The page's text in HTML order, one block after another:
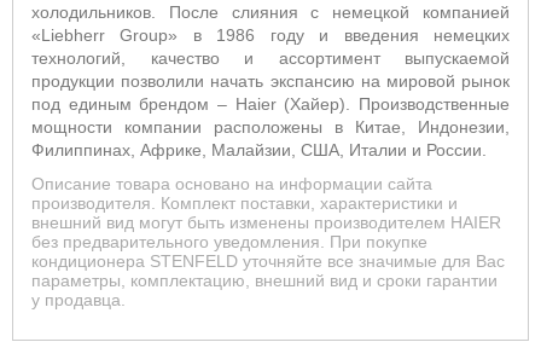
холодильников. После слияния с немецкой компанией
«Liebherr Group» в 1986 году и введения немецких
технологий, качество и ассортимент выпускаемой
продукции позволили начать экспансию на мировой рынок
под единым брендом – Haier (Хайер). Производственные
мощности компании расположены в Китае, Индонезии,
Филиппинах, Африке, Малайзии, США, Италии и России.
Описание товара основано на информации сайта
производителя. Комплект поставки, характеристики и
внешний вид могут быть изменены производителем HAIER
без предварительного уведомления. При покупке
кондиционера STENFELD уточняйте все значимые для Вас
параметры, комплектацию, внешний вид и сроки гарантии
у продавца.